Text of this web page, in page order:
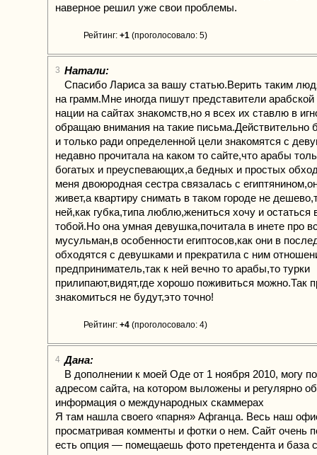
наверное решил уже свои проблемы.
Рейтинг: +1 (проголосовало: 5)
3 Натали:
Спасибо Лариса за вашу статью.Верить таким
на грамм.Мне иногда пишут представители арабской
нации на сайтах знакомств,но я всех их ставлю в
обращаю внимания на такие письма.Действительно
и только ради определенной цели знакомятся с
недавно прочитала на каком то сайте,что арабы
богатых и преуспевающих,а бедных и простых
меня двоюродная сестра связалась с
живет,а квартиру снимать в таком городе не
ней,как губка,типа люблю,жениться хочу и остаться
тобой.Но она умная девушка,почитала в инете про
мусульман,в особенности египтосов,как они в
обходятся с девушками и прекратила с ним
предприниматель,так к ней вечно то арабы,то турки
прилипают,видят,где хорошо поживиться можно.Так
знакомиться не будут,это точно!
Рейтинг: +4 (проголосовало: 4)
4 Дана:
В дополнении к моей Оде от 1 ноября 2010, могу
адресом сайта, на котором выложены и регулярно
информация о международных скаммерах
Я там нашла своего «парня» Афганца. Весь наш
просматривая комменты и фотки о нем. Сайт очень
есть опция — помещаешь фото претендента и база